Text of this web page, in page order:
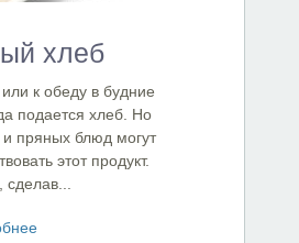
хлеб
к обеду в будние
подается хлеб. Но
пряных блюд могут
этот продукт.